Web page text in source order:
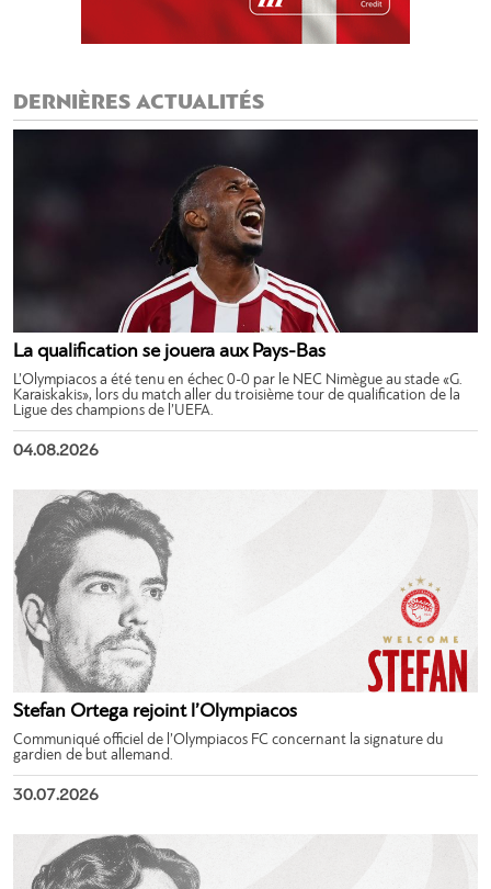
DERNIÈRES ACTUALITÉS
La qualification se jouera aux Pays-Bas
L’Olympiacos a été tenu en échec 0-0 par le NEC Nimègue au stade «G.
Karaiskakis», lors du match aller du troisième tour de qualification de la
Ligue des champions de l’UEFA.
04.08.2026
Stefan Ortega rejoint l’Olympiacos
Communiqué officiel de l’Olympiacos FC concernant la signature du
gardien de but allemand.
30.07.2026